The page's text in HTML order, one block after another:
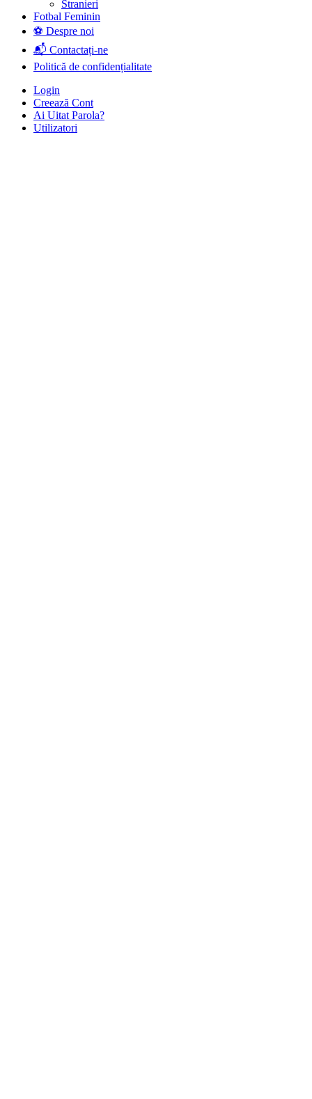
Stranieri
Fotbal Feminin
⚽ Despre noi
📬 Contactați-ne
Politică de confidențialitate
Login
Creează Cont
Ai Uitat Parola?
Utilizatori